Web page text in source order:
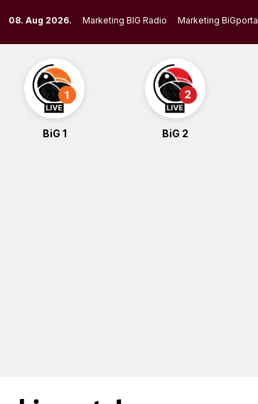
to
content
08. Aug 2026. Marketing BIG Radio Marketing
BiG 1 BiG 2